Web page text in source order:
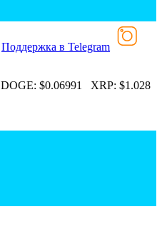
Поддержка в Telegram
DOGE:$0.06991 XRP:$1.028